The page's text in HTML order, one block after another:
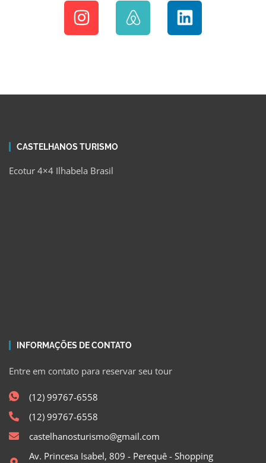
CASTELHANOS TURISMO
Ecotur 4×4 Ilhabela Brasil
INFORMAÇÕES DE CONTATO
Entre em contato para reservar seu tour
(12) 99767-6558
(12) 99767-6558
castelhanosturismo@gmail.com
Av. Princesa Isabel, 809 - Perequê - Shopping